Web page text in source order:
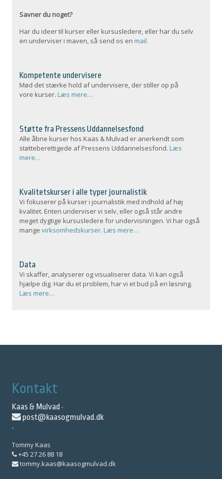
Savner du noget?
Har du ideer til kurser eller kursusledere, eller har du selv
en underviser i maven, så send os enmail.
Kompetente undervisere
Mød det stærke hold af undervisere, der stiller op på
vore kurser.Læs mere…
Støtte fra Pressens Uddannelsesfond
Alle åbne kurser hos Kaas & Mulvad er anerkendt som
støtteberettigede af Pressens Uddannelsesfond.Læs
mere…
Kvalitetskurser i alle typer journalistik
Vi fokuserer på kurser i journalistik med indhold af høj
kvalitet. Enten underviser vi selv, eller også står andre
meget dygtige kursusledere for undervisningen. Vi har også
mangevirksomhedskurser.Læs mere…
Data
Vi skaffer, analyserer og visualiserer data. Vi kan også
hjælpe dig. Har du et problem, har vi et bud på en løsning.
Læs mere…
Kontakt
Kaas & Mulvad ·
post@kaasogmulvad.dk
·
Tommy Kaas
+45 27 26 88 18
tommy.kaas@kaasogmulvad.dk